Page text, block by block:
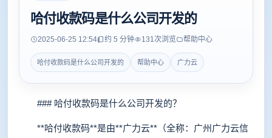
哈付收款码是什么公司开发的
2025-06-25 12:54 约 5 分钟 131次浏览 帮助中心
哈付收款码是什么公司开发的 帮助中心 广力云
### 哈付收款码是什么公司开发的？
**哈付收款码**是由**广力云**（全称：广州广力云信